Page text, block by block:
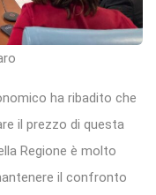
ha ribadito che
il prezzo di questa
Regione è molto
il confronto